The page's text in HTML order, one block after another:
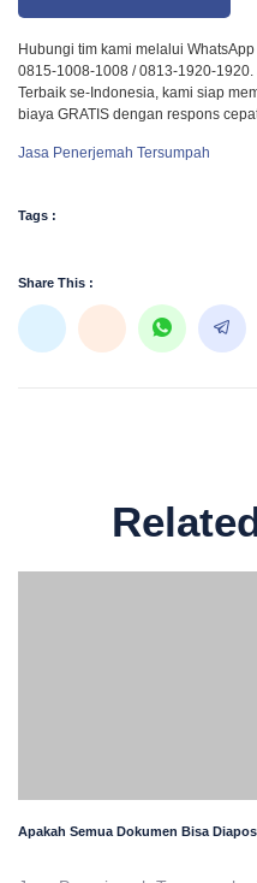
Hubungi tim kami melalui
0815-1008-1008 / 0813-1920-
Terbaik se-Indonesia, kami siap
biaya GRATIS dengan respons
Jasa Penerjemah Tersumpah
Tags :
Share This :
Apakah Semua Dokumen Bisa